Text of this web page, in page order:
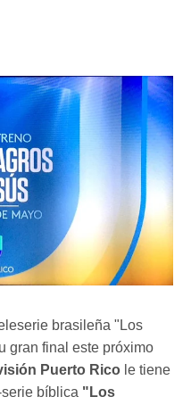
brasileña "Los
gran final este próximo
Puerto Rico le tiene
bíblica "Los